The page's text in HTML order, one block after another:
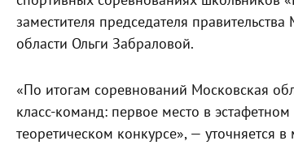
заместителя председателя
области Ольги Забраловой.
«По итогам соревнований Московская
класс-команд: первое место в
теоретическом конкурсе», — уточняется в